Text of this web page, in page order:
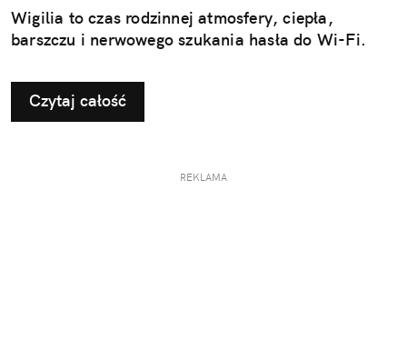
Wigilia to czas rodzinnej atmosfery, ciepła,
barszczu i nerwowego szukania hasła do Wi-Fi.
Czytaj całość
REKLAMA